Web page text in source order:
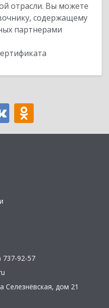
отрасли. Вы можете
содержащему
партнерами
737-92-57
Селезнёвская, дом 21